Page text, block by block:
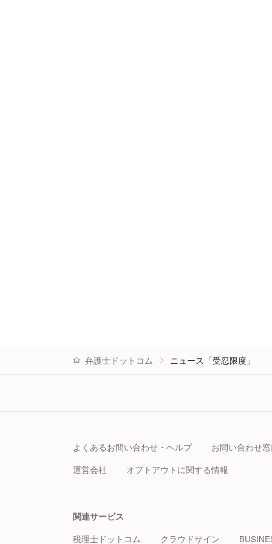
弁護士ドットコム ニュース「受忍限度」
よくあるお問い合わせ・ヘルプ
お問い合わせ
運営会社
オプトアウトに関する情報
関連サービス
税理士ドットコム
クラウドサイン